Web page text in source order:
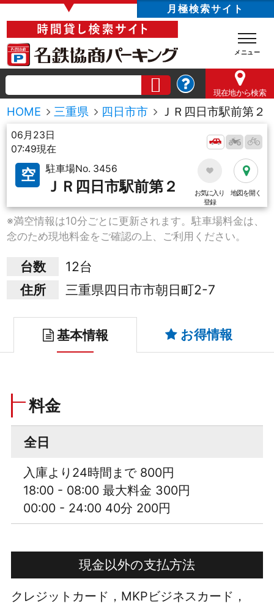
▼ 月極検索サイト
現在地から検索
HOME 三重県 四日市市 ＪＲ四日市駅前第２
06月23日
07:49現在
空 駐車場No. 3456
ＪＲ四日市駅前第２
お気に入り
登録
地図を開く
※満空情報は10分ごとに更新されます。駐車場料金は、
念のため現地料金をご確認の上、ご利用ください。
台数
12台
住所
三重県四日市市朝日町2-7
基本情報 お得情報
料金
全日
入庫より24時間まで 800円
18:00 - 08:00 最大料金 300円
00:00 - 24:00 40分 200円
現金以外の支払方法
クレジットカード，MKPビジネスカード，